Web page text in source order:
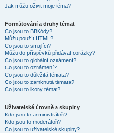
Jak můžu oživit moje téma?
Formátování a druhy témat
Co jsou to BBKódy?
Můžu použít HTML?
Co jsou to smajlíci?
Můžu do příspěvků přidávat obrázky?
Co jsou to globální oznámení?
Co jsou to oznámení?
Co jsou to důležitá témata?
Co jsou to zamknutá témata?
Co jsou to ikony témat?
Uživatelské úrovně a skupiny
Kdo jsou to administrátoři?
Kdo jsou to moderátoři?
Co jsou to uživatelské skupiny?